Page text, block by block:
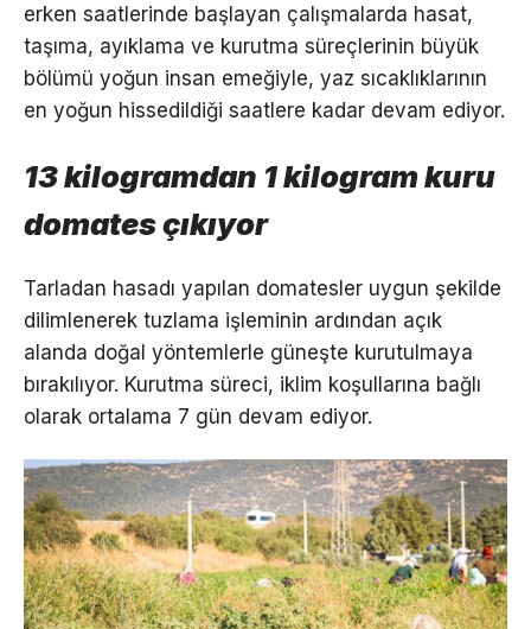
erken saatlerinde başlayan çalışmalarda hasat,
taşıma, ayıklama ve kurutma süreçlerinin büyük
bölümü yoğun insan emeğiyle, yaz sıcaklıklarının
en yoğun hissedildiği saatlere kadar devam ediyor.
13 kilogramdan 1 kilogram kuru
domates çıkıyor
Tarladan hasadı yapılan domatesler uygun şekilde
dilimlenerek tuzlama işleminin ardından açık
alanda doğal yöntemlerle güneşte kurutulmaya
bırakılıyor. Kurutma süreci, iklim koşullarına bağlı
olarak ortalama 7 gün devam ediyor.